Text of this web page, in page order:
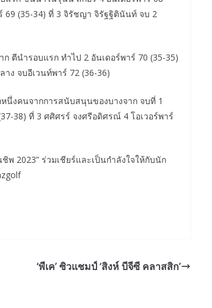
69 (35-34) ที่ 3 จิรัชญา จิรัฐฐิตินันท์ จบ 2
ตีนำรอบแรก ทำไป 2 อันเดอร์พาร์ 70 (35-35)
ง จบอีเวนท์พาร์ 72 (36-36)
นึ่งคนจากการสนับสนุนของบางจาก จบที่ 1
38) ที่ 3 ศศิศรร์ จงศรีอดิศรณ์ 4 โอเวอร์พาร์
พ 2023” ร่วมเชียร์และเป็นกำลังใจให้กับนัก
‘พีเค’ ซิวแชมป์ ‘สิงห์ บีจีซี คลาสสิก’